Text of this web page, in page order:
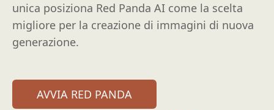
unica posiziona Red Panda AI come la scelta
migliore per la creazione di immagini di nuova
generazione.
AVVIA RED PANDA